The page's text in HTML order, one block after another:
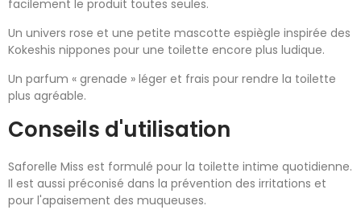
facilement le produit toutes seules.
Un univers rose et une petite mascotte espiègle inspirée des
Kokeshis nippones pour une toilette encore plus ludique.
Un parfum « grenade » léger et frais pour rendre la toilette
plus agréable.
Conseils d'utilisation
Saforelle Miss est formulé pour la toilette intime quotidienne.
Il est aussi préconisé dans la prévention des irritations et
pour l'apaisement des muqueuses.